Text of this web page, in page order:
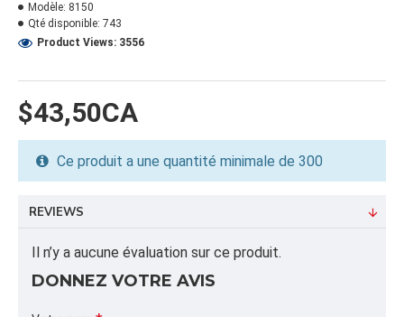
FORMAT DU PRODUIT
Quantité par emballage: 300.00
Poids: 5.40
Volume cubique: 0.67 pieds cubes
Quantité par palette: 9000.00
ALPHA
ANSEBOIS,ANSE13",,
$43,50CA
Modèle: 8150
Qté disponible: 743
Product Views: 3556
Ce produit a une quantité minimale de 300
REVIEWS
Il n’y a aucune évaluation sur ce produit.
DONNEZ VOTRE AVIS